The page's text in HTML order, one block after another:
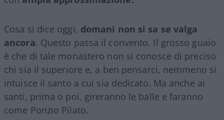
Cosa si dice oggi, domani non si sa se valga
ancora. Questo passa il convento. Il grosso guaio
è che di tale monastero non si conosce di preciso
chi sia il superiore e, a ben pensarci, nemmeno si
intuisce il santo a cui sia dedicato. Ma anche ai
santi, prima o poi, gireranno le balle e faranno
come Ponzio Pilato.